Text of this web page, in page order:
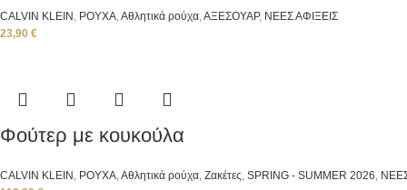
CALVIN KLEIN , ΡΟΥΧΑ,Αθλητικά ρούχα,ΑΞΕΣΟΥΑΡ, ΝΕΕΣ ΑΦΙΞΕΙΣ
23,90 €
Φούτερ με κουκούλα
CALVIN KLEIN , ΡΟΥΧΑ,Αθλητικά ρούχα, Ζακέτες, SPRING - SUMMER 2026,